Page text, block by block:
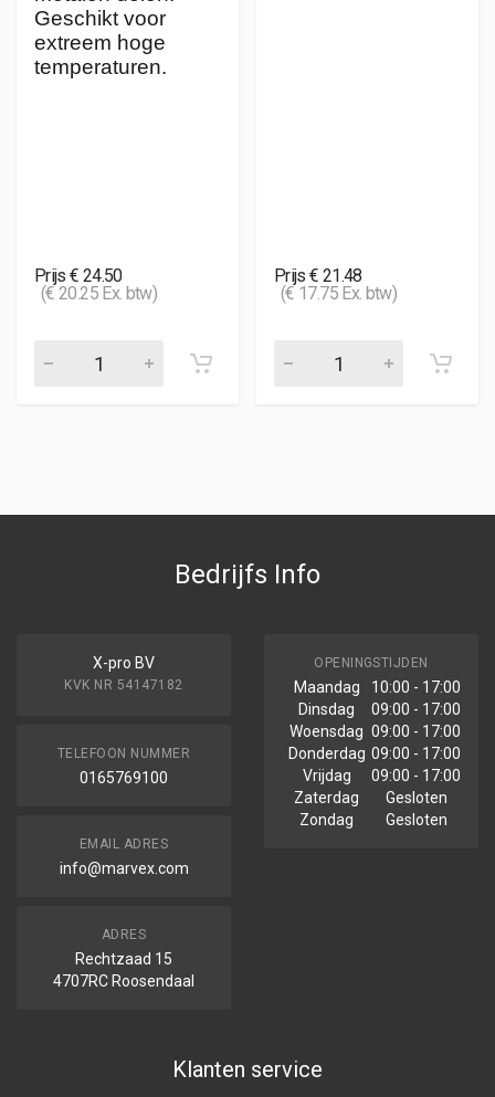
Geschikt voor
extreem hoge
temperaturen.
Prijs € 24.50
(€ 20.25 Ex. btw)
Prijs € 21.48
(€ 17.75 Ex. btw)
Bedrijfs Info
X-pro BV
KVK NR 54147182
TELEFOON NUMMER
0165769100
EMAIL ADRES
info@marvex.com
ADRES
Rechtzaad 15
4707RC Roosendaal
OPENINGSTIJDEN
Maandag
10:00 - 17:00
Dinsdag
09:00 - 17:00
Woensdag 09:00 - 17:00
Donderdag 09:00 - 17:00
Vrijdag
09:00 - 17:00
Zaterdag
Gesloten
Zondag
Gesloten
Klanten service